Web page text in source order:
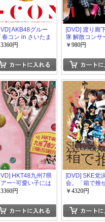
AKB48グルー
春コン in さいたま
ーパーアリーナ ~思
いけ!
3360円
[DVD] 渡り廊
隊 解散コンサ
￥980円
HKT48九州7県
ー~可愛い子には
をさせよ~
3360円
[DVD] SKE党
会。「箱で推
￥4320円